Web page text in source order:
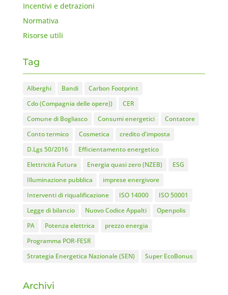
Incentivi e detrazioni
Normativa
Risorse utili
Tag
Alberghi Bandi
Carbon Footprint
Cdo (Compagnia delle opere))
CER
Comune di Bogliasco
Consumi energetici
Contatore
Conto termico
Cosmetica
credito d'imposta
D.Lgs 50/2016
Efficientamento energetico
Elettricità Futura
Energia quasi zero (NZEB)
ESG
Illuminazione pubblica
imprese energivore
Interventi di riqualificazione
ISO 14000
ISO 50001
Legge di bilancio
Nuovo Codice Appalti
Openpolis
PA
Potenza elettrica
prezzo energia
Programma POR-FESR
Strategia Energetica Nazionale (SEN)
Super EcoBonus
Archivi